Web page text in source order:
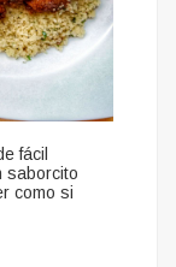
fácil
saborcito
como si